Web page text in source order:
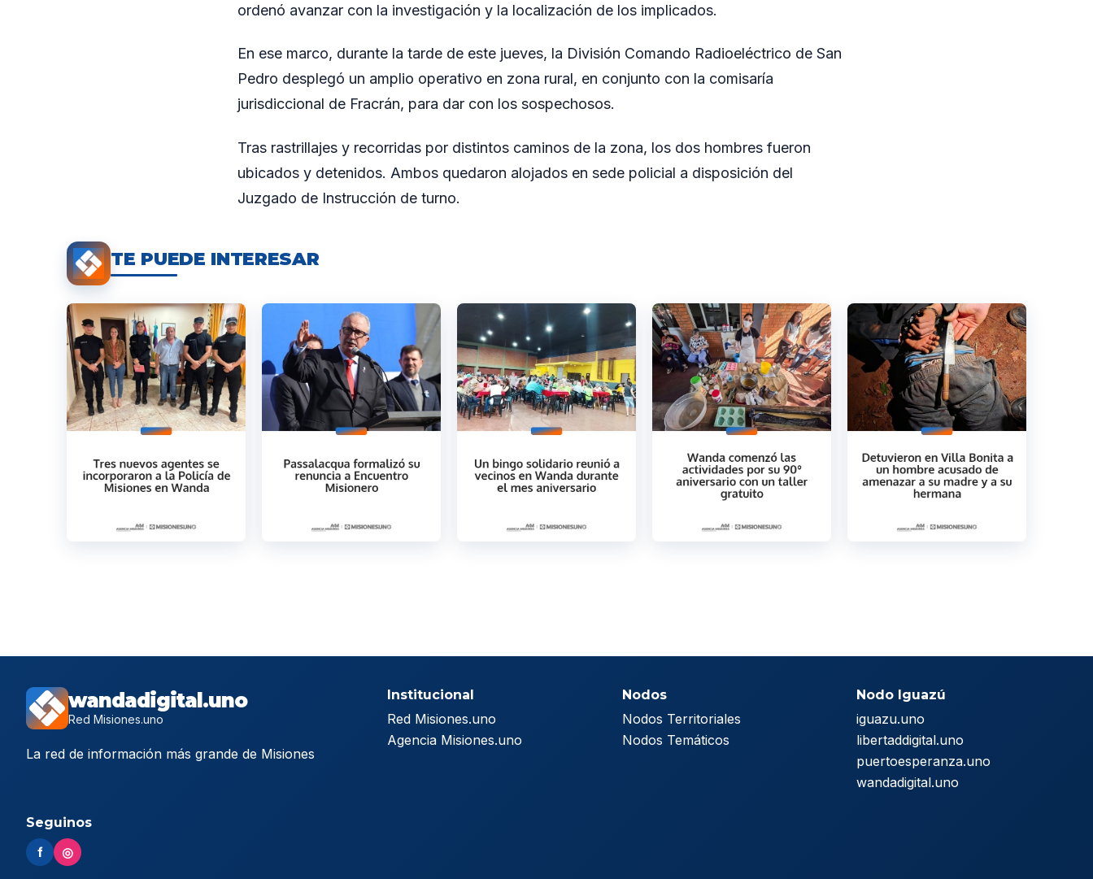
ordenó avanzar con la investigación y la localización de los implicados.
En ese marco, durante la tarde de este jueves, la División Comando Radioeléctrico de San
Pedro desplegó un amplio operativo en zona rural, en conjunto con la comisaría
jurisdiccional de Fracrán, para dar con los sospechosos.
Tras rastrillajes y recorridas por distintos caminos de la zona, los dos hombres fueron
ubicados y detenidos. Ambos quedaron alojados en sede policial a disposición del
Juzgado de Instrucción de turno.
TE PUEDE INTERESAR
wandadigital.uno
Red Misiones.uno
La red de información más grande de Misiones
Institucional
Red Misiones.uno
Agencia Misiones.uno
Nodos
Nodos Territoriales
Nodos Temáticos
Nodo Iguazú
iguazu.uno
libertaddigital.uno
puertoesperanza.uno
wandadigital.uno
Seguinos
f ◎